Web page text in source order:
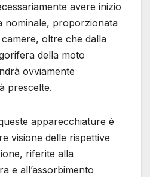
avere inizio
nominale, proporzionata
oltre che dalla
della moto
ovviamente
prescelte.
apparecchiature è
visione delle rispettive
riferite alla
e all’assorbimento